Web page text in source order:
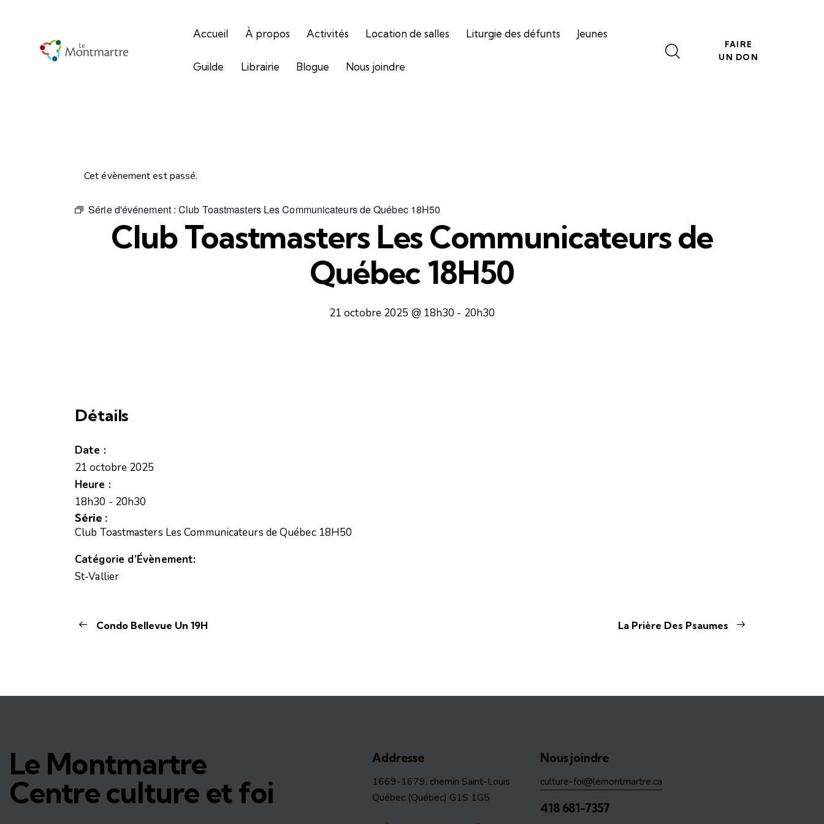
Accueil À propos Activités Location de salles Liturgie des défunts Jeunes
Guilde Librairie Blogue Nous joindre
FAIRE
UN DON
Cet évènement est passé.
Série d'événement :Club Toastmasters Les Communicateurs de Québec 18H50
Club Toastmasters Les Communicateurs de
Québec 18H50
21 octobre 2025 @ 18h30 - 20h30
Détails
Date :
21 octobre 2025
Heure :
18h30 - 20h30
Série :
Club Toastmasters Les Communicateurs de Québec 18H50
Catégorie d’Évènement:
St-Vallier
Condo Bellevue Un 19H La Prière Des Psaumes
Le Montmartre
Centre culture et foi
Addresse
1669-1679, chemin Saint-Louis
Québec (Québec) G1S 1G5
Nous joindre
culture-foi@lemontmartre.ca
418 681-7357